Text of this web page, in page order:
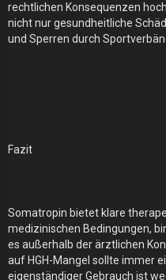
rechtlichen Konsequenzen
nicht nur gesundheitliche
und Sperren durch
Fazit
Somatropin bietet klare
medizinischen Bedingungen,
es außerhalb der ärztlichen
auf HGH-Mangel sollte immer
eigenständiger Gebrauch ist